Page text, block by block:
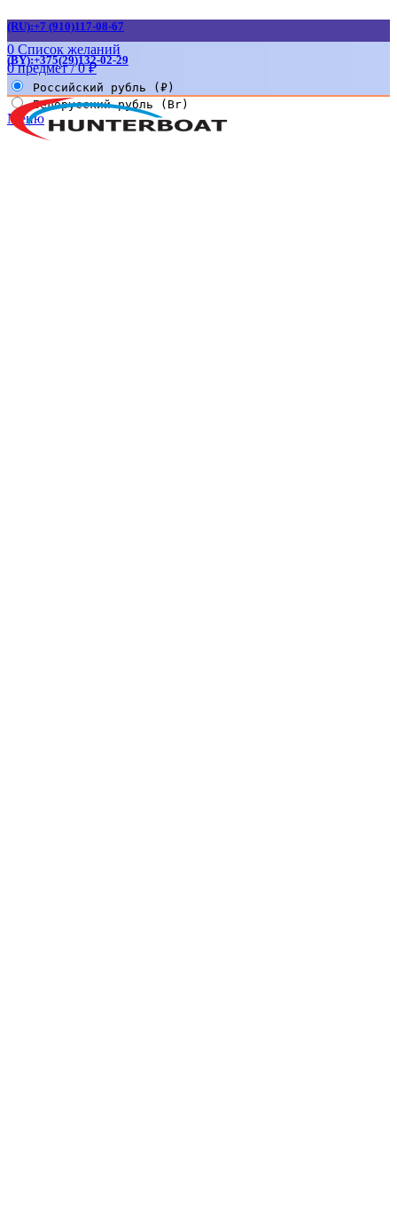
(RU):+7 (910)117-08-67
(BY):+375(29)132-02-29
0 Список желаний
0предмет / 0₽
Российский рубль (₽)
Белорусский рубль (Br)
Меню